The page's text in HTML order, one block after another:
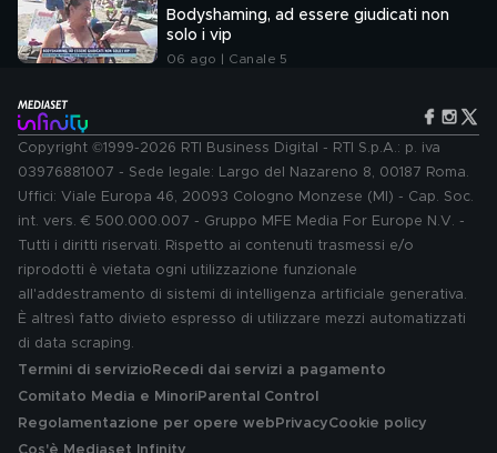
Bodyshaming, ad essere giudicati non
solo i vip
06 ago | Canale 5
Copyright ©1999-2026 RTI Business Digital - RTI S.p.A.: p. iva
03976881007 - Sede legale: Largo del Nazareno 8, 00187 Roma.
Uffici: Viale Europa 46, 20093 Cologno Monzese (MI) - Cap. Soc.
int. vers. € 500.000.007 - Gruppo MFE Media For Europe N.V. -
Tutti i diritti riservati. Rispetto ai contenuti trasmessi e/o
riprodotti è vietata ogni utilizzazione funzionale
all'addestramento di sistemi di intelligenza artificiale generativa.
È altresì fatto divieto espresso di utilizzare mezzi automatizzati
di data scraping.
Termini di servizio Recedi dai servizi a pagamento
Comitato Media e MinoriParental Control
Regolamentazione per opere web PrivacyCookie policy